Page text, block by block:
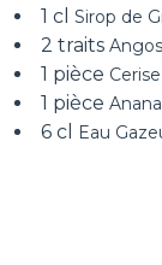
1 clSirop de
2 traits
1 pièce
1 pièce
6 cl Eau